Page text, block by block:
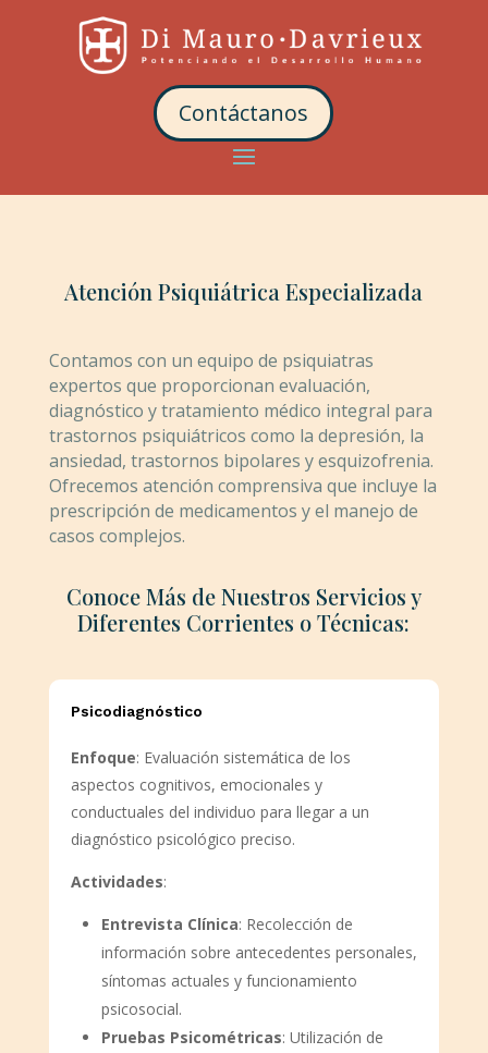
Contáctanos
Atención Psiquiátrica Especializada
Contamos con un equipo de psiquiatras
expertos que proporcionan evaluación,
diagnóstico y tratamiento médico integral para
trastornos psiquiátricos como la depresión, la
ansiedad, trastornos bipolares y esquizofrenia.
Ofrecemos atención comprensiva que incluye la
prescripción de medicamentos y el manejo de
casos complejos.
Conoce Más de Nuestros Servicios y
Diferentes Corrientes o Técnicas:
Psicodiagnóstico
Enfoque: Evaluación sistemática de los
aspectos cognitivos, emocionales y
conductuales del individuo para llegar a un
diagnóstico psicológico preciso.
Actividades:
Entrevista Clínica: Recolección de
información sobre antecedentes personales,
síntomas actuales y funcionamiento
psicosocial.
Pruebas Psicométricas: Utilización de